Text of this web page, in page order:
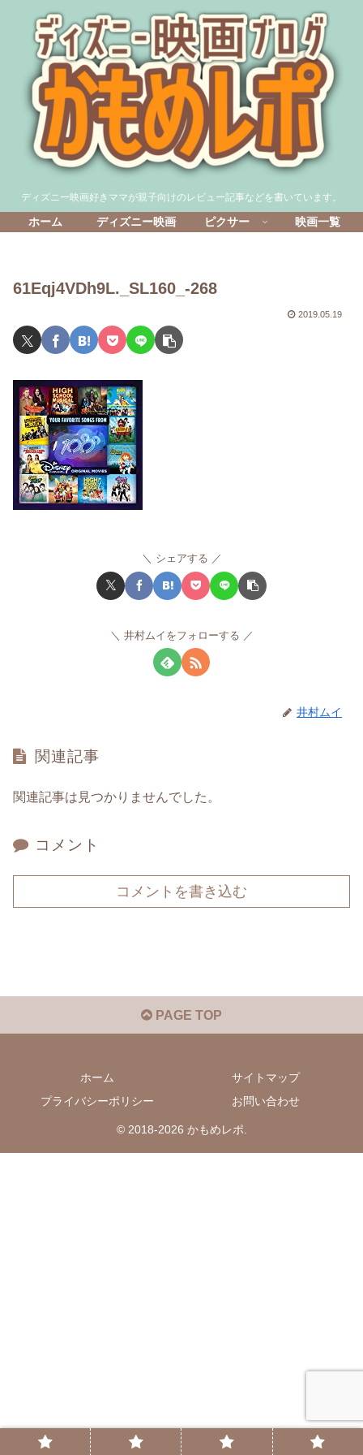
ディズニー映画好きママが親子向けのレビュー記事などを書いています。
ホーム ディズニー映画 ピクサー 映画一覧
61Eqj4VDh9L._SL160_-268
2019.05.19
シェアする
井村ムイをフォローする
井村ムイ
関連記事
関連記事は見つかりませんでした。
コメント
コメントを書き込む
PAGE TOP
ホーム
サイトマップ
プライバシーポリシー
お問い合わせ
© 2018-2026 かもめレポ.